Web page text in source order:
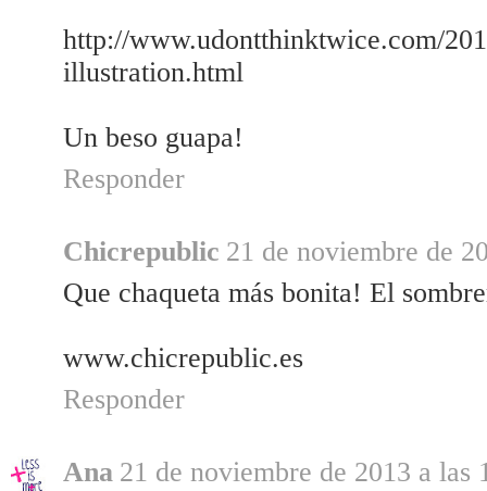
http://www.udontthinktwice.com/
illustration.html
Un beso guapa!
Responder
Chicrepublic 21 de noviembre de
Que chaqueta más bonita! El
www.chicrepublic.es
Responder
Ana 21 de noviembre de 2013 a las